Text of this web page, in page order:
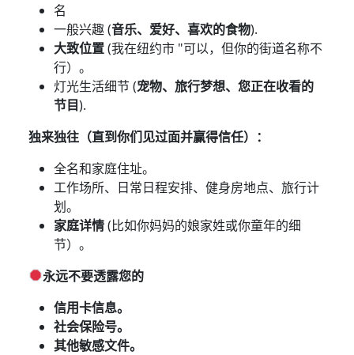
名
一般兴趣 (音乐、爱好、喜欢的食物).
大致位置(我在纽约市 "可以，但你的街道名称不
行）。
灯光生活细节 (宠物、旅行梦想、您正在收看的
节目).
独来独往（直到你们见过面并赢得信任）：
全名和家庭住址。
工作场所、日常日程安排、健身房地点、旅行计
划。
家庭详情(比如你妈妈的娘家姓或你童年的细
节）。
永远不要透露您的
信用卡信息。
社会保险号。
其他敏感文件。